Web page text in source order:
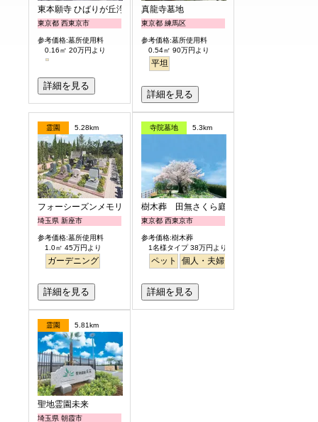
東本願寺 ひばりが丘浄苑
東京都 西東京市
参考価格:墓所使用料
0.16㎡ 20万円より
詳細を見る
真龍寺墓地
東京都 練馬区
参考価格:墓所使用料
0.54㎡ 90万円より
平坦
詳細を見る
霊園 5.28km
フォーシーズンメモリアル新座
埼玉県 新座市
参考価格:墓所使用料
1.0㎡ 45万円より
ガーデニング
詳細を見る
寺院墓地 5.3km
樹木葬 田無さくら庭園
東京都 西東京市
参考価格:樹木葬
1名様タイプ 38万円より
ペット 個人・夫婦
詳細を見る
霊園 5.81km
聖地霊園未来
埼玉県 朝霞市